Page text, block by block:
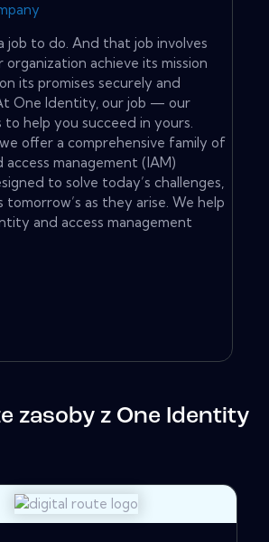
job to do. And that job involves
organization achieve its mission
its promises securely and
One Identity, our job — our
help you succeed in yours.
offer a comprehensive family of
management (IAM)
to solve today’s challenges,
tomorrow’s as they arise. We help
and access management
zasoby z One Identity